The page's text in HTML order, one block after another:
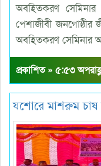
অবহিতকরণ সেমিনার
পেশাজীবী
অবহিতকরণ সেমিনার
প্রকাশিত » ৫:৫৩
যশোরে মাশরুম চাষ